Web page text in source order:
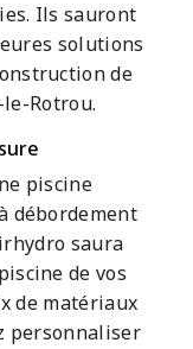
Ils sauront
solutions
de
Rotrou.
piscine
débordement
saura
de vos
de matériaux
personnaliser